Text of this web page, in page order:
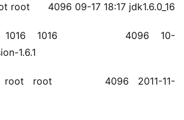
root      4096 09-17 18:17 jdk1.6.0_16
1016 1016      4096 10-
1.6.1
root root      4096 2011-11-